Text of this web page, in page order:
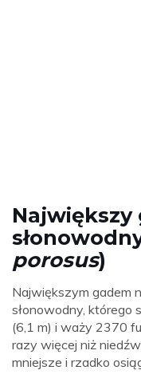
Największy
porosus)
Największym gadem
słonowodny, którego
(6,1 m) i waży 2370
razy więcej niż
mniejsze i rzadko